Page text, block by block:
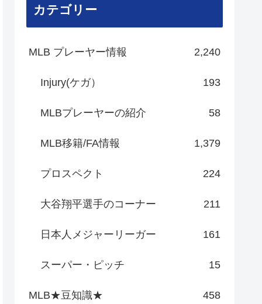
カテゴリー
MLB プレーヤー情報 2,240
Injury(ケガ） 193
MLBプレーヤーの紹介 58
MLB移籍/FA情報 1,379
プロスペクト 224
大谷翔平選手のコーナー 211
日本人メジャーリーガー 161
スーパー・ピッチ 15
MLB★豆知識★ 458